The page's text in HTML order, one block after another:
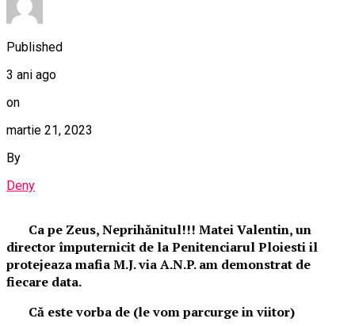
Published
3 ani ago
on
martie 21, 2023
By
Deny
Ca pe Zeus, Neprihănitul!!! Matei Valentin, un
director împuternicit de la Penitenciarul Ploiesti il
protejeaza mafia M.J. via A.N.P. am demonstrat de
fiecare data.
Că este vorba de (le vom parcurge in viitor)